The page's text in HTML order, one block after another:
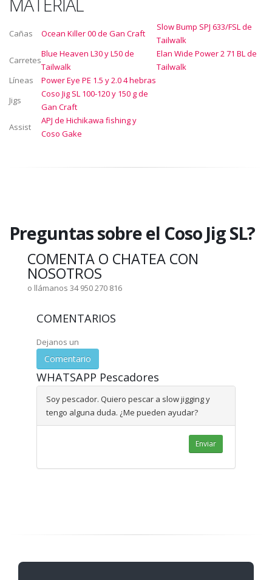
Cañas Ocean Killer 00 de Gan Craft
Slow Bump SPJ 633/FSL de
Tailwalk
Carretes
Blue Heaven L30 y L50 de
Tailwalk
Elan Wide Power 2 71 BL de
Tailwalk
Líneas
Power Eye PE 1.5 y 2.0 4 hebras
Jigs
Coso Jig SL 100-120 y 150 g de
Gan Craft
Assist
APJ de Hichikawa fishing y
Coso Gake
Preguntas sobre el Coso Jig SL?
COMENTA O CHATEA CON
NOSOTROS
o llámanos 34 950 270 816
COMENTARIOS
Dejanos un
Comentario
WHATSAPP Pescadores
Soy pescador. Quiero pescar a slow jigging y
tengo alguna duda. ¿Me pueden ayudar?
Enviar